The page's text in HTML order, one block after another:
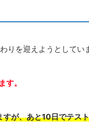
りを迎えようとしてい
す。
が、あと10日でテス